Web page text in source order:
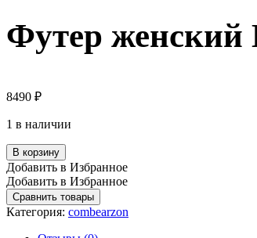
Футер женский
8490 ₽
1 в наличии
В корзину
Добавить в Избранное
Добавить в Избранное
Сравнить товары
Категория: combearzon